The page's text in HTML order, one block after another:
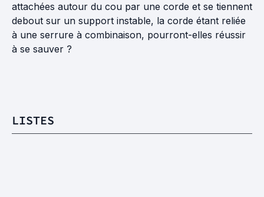
attachées autour du cou par une corde et se tiennent
debout sur un support instable, la corde étant reliée
à une serrure à combinaison, pourront-elles réussir
à se sauver ?
LISTES